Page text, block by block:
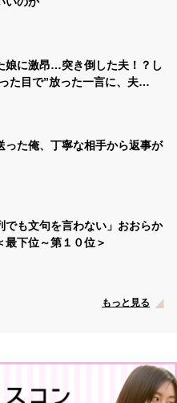
娘に激昂…突き倒した夫！？し
た目で”放った一言に、夫
った俺、丁寧な相手から返事が
でも文句を言わない」おおらか
最下位～第１０位＞
もっと見る